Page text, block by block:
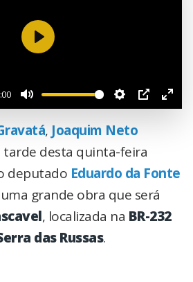
Reproduzir
, Joaquim Neto
tarde desta quinta-feira
deputado Eduardo da Fonte
grande obra que será
, localizada na BR-232
das Russas.